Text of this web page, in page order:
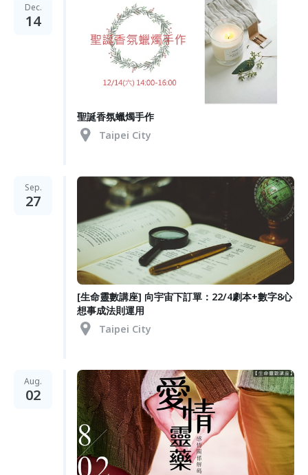
Dec.
14
聖誕香氛蠟燭手作
Taipei City
Sep.
27
[生命靈數講座] 向宇宙下訂單：22/4劇本+數字8心
想事成法則運用
Taipei City
Aug.
02